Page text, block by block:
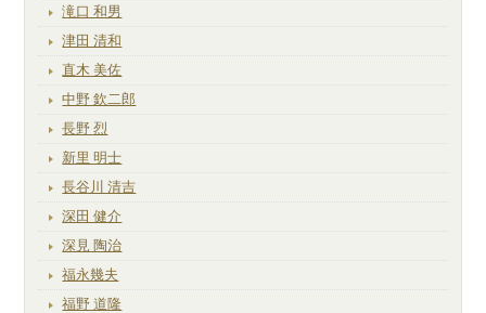
滝口 和男
津田 清和
直木 美佐
中野 欽二郎
長野 烈
新里 明士
長谷川 清吉
深田 健介
深見 陶治
福永幾夫
福野 道隆